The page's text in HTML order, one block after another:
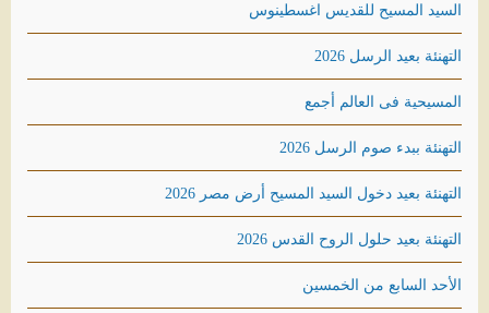
السيد المسيح للقديس اغسطينوس
التهنئة بعيد الرسل 2026
المسيحية فى العالم أجمع
التهنئة ببدء صوم الرسل 2026
التهنئة بعيد دخول السيد المسيح أرض مصر 2026
التهنئة بعيد حلول الروح القدس 2026
الأحد السابع من الخمسين